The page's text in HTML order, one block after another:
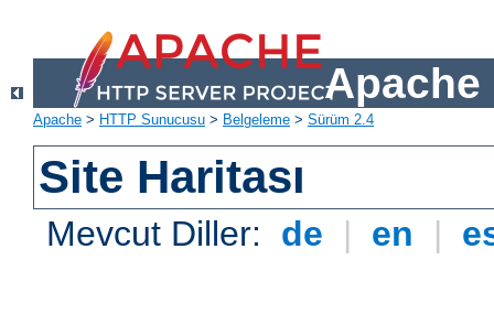
Apache
Apache > HTTP Sunucusu > Belgeleme > Sürüm 2.4
Site Haritası
Mevcut Diller: de | en |